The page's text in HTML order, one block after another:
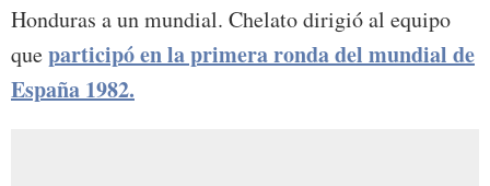
Honduras a un mundial. Chelato dirigió al equipo
queparticipó en la primera ronda del mundial de
España 1982.